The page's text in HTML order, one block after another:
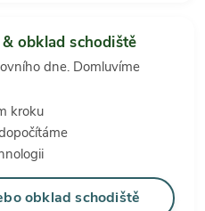
obklad schodiště
dne. Domluvíme
kroku
obklad schodiště